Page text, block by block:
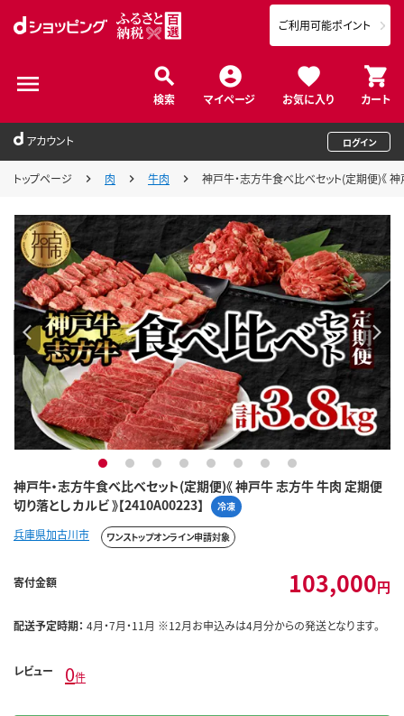
検索 マイページ お気に入り カート
ご利用可能ポイント
アカウント ログイン
トップページ 肉 牛肉 神戸牛・志方牛食べ比べセット(定期便)《
神戸牛・志方牛食べ比べセット(定期便)《 神戸牛 志方牛 牛肉 定期便
切り落とし カルビ 》【2410A00223】
冷凍
1 2 3 4 5 6 7 8
兵庫県加古川市 ワンストップオンライン申請対象
寄付金額 103,000円
配送予定時期： 4月・7月・11月 ※12月お申込みは4月分からの発送となります。
レビュー 0件